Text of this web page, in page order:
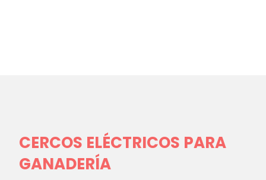
CERCOS ELÉCTRICOS PARA
GANADERÍA